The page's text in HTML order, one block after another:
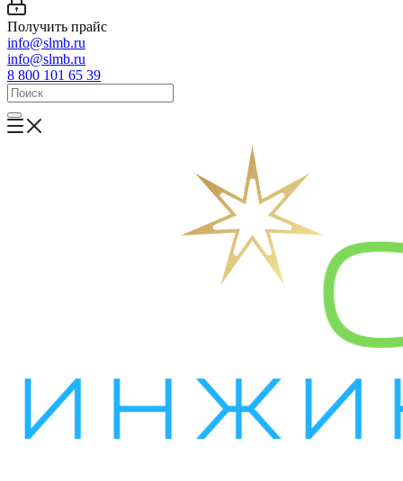
Получить прайс
info@slmb.ru
info@slmb.ru
8 800 101 65 39